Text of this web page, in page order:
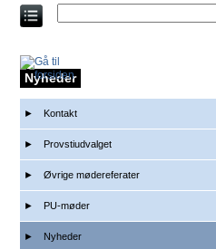
Direkte
til
Nyheder
Kontakt
Provstiudvalget
Øvrige mødereferater
PU-møder
Nyheder